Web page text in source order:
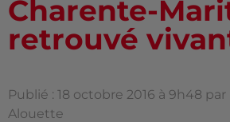
Charente-
retrouvé
Publié : 18 octobre 2016 à 9h48
Alouette